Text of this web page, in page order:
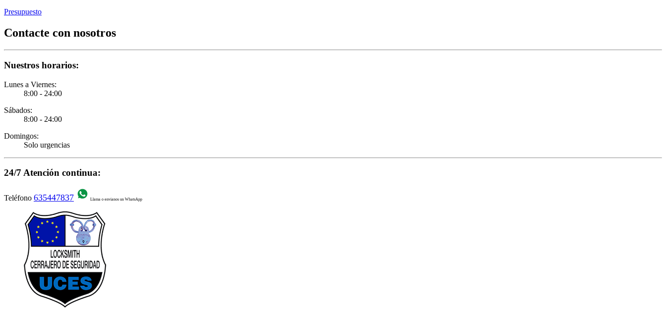
Presupuesto
Contacte con nosotros
Nuestros horarios:
Lunes a Viernes:
8:00 - 24:00
Sábados:
8:00 - 24:00
Domingos:
Solo urgencias
24/7 Atención continua:
Teléfono 635447837 Llama o envianos un WhatsApp